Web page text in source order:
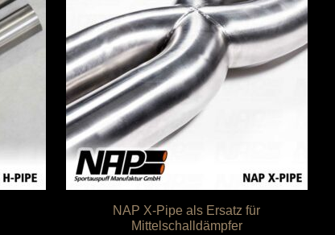
NAP X-Pipe als Ersatz für
Mittelschalldämpfer